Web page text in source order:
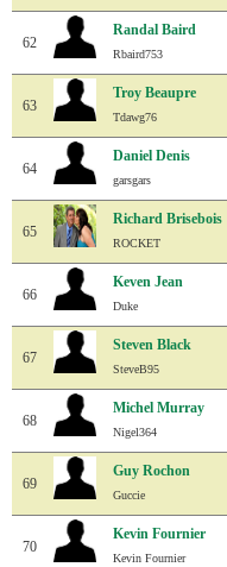
62
Randal Baird
Rbaird753
63
Troy Beaupre
Tdawg76
64
Daniel Denis
garsgars
65
Richard Brisebois
ROCKET
66
Keven Jean
Duke
67
Steven Black
SteveB95
68
Michel Murray
Nigel364
69
Guy Rochon
Guccie
70
Kevin Fournier
Kevin Fournier